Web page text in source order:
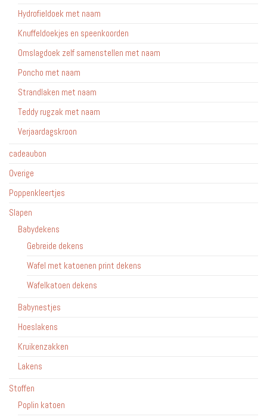
Hydrofieldoek met naam
Knuffeldoekjes en speenkoorden
Omslagdoek zelf samenstellen met naam
Poncho met naam
Strandlaken met naam
Teddy rugzak met naam
Verjaardagskroon
cadeaubon
Overige
Poppenkleertjes
Slapen
Babydekens
Gebreide dekens
Wafel met katoenen print dekens
Wafelkatoen dekens
Babynestjes
Hoeslakens
Kruikenzakken
Lakens
Stoffen
Poplin katoen